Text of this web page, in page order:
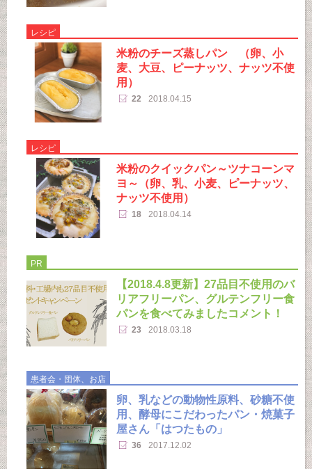
レシピ
米粉のチーズ蒸しパン （卵、小
麦、大豆、ピーナッツ、ナッツ不使
用）
22 2018.04.15
レシピ
米粉のクイックパン～ツナコーンマ
ヨ～（卵、乳、小麦、ピーナッツ、
ナッツ不使用）
18 2018.04.14
PR
【2018.4.8更新】27品目不使用のバ
リアフリーパン、グルテンフリー食
パンを食べてみましたコメント！
23 2018.03.18
患者会・団体、お店
卵、乳などの動物性原料、砂糖不使
用、酵母にこだわったパン・焼菓子
屋さん「はつたもの」
36 2017.12.02